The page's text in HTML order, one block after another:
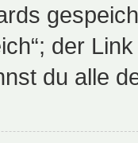
der
du alle